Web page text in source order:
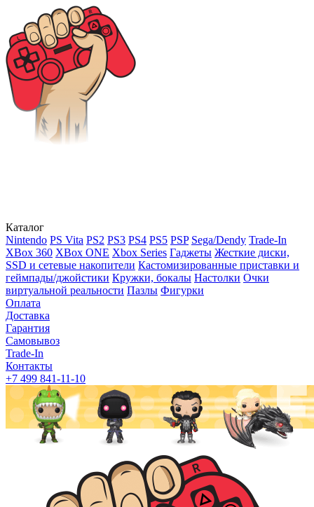
Каталог
Nintendo PS Vita PS2 PS3 PS4 PS5 PSP Sega/Dendy Trade-In
XBox 360 XBox ONE Xbox Series Гаджеты Жесткие диски,
SSD и сетевые накопители Кастомизированные приставки и
геймпады/джойстики Кружки, бокалы Настолки Очки
виртуальной реальности Пазлы Фигурки
Оплата
Доставка
Гарантия
Самовывоз
Trade-In
Контакты
+7 499 841-11-10